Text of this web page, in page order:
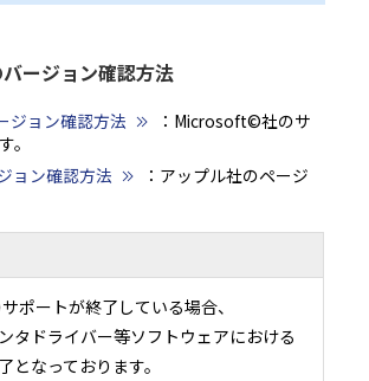
ージョン確認方法
ジョン確認方法
：Microsoft©社のサ
。
ョン確認方法
：アップル社のページ
ポートが終了している場合、
タドライバー等ソフトウェアにおける
となっております。